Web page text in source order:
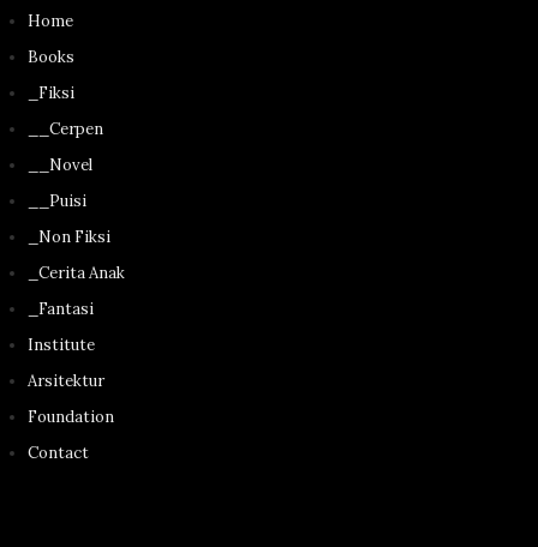
Home
Books
_Fiksi
__Cerpen
__Novel
__Puisi
_Non Fiksi
_Cerita Anak
_Fantasi
Institute
Arsitektur
Foundation
Contact